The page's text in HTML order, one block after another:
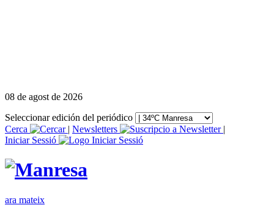
08 de agost de 2026
Seleccionar edición del periódico
Cerca
| Newsletters
|
Iniciar Sessió
ara mateix